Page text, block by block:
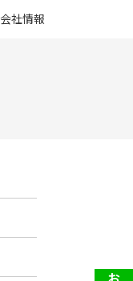
会社情報